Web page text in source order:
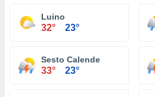
Luino
32° 23°
Sesto Calende
33° 23°